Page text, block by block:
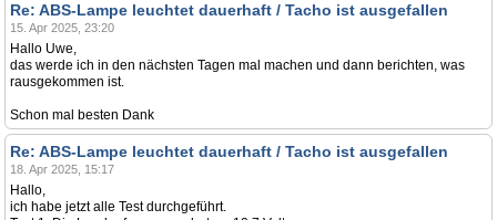
Re: ABS-Lampe leuchtet dauerhaft / Tacho ist ausgefallen
15. Apr 2025, 23:20
Hallo Uwe,
das werde ich in den nächsten Tagen mal machen und dann berichten, was
rausgekommen ist.
Schon mal besten Dank
Re: ABS-Lampe leuchtet dauerhaft / Tacho ist ausgefallen
18. Apr 2025, 15:17
Hallo,
ich habe jetzt alle Test durchgeführt.